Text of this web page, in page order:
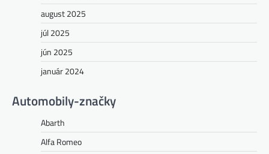
august 2025
júl 2025
jún 2025
január 2024
Automobily-značky
Abarth
Alfa Romeo